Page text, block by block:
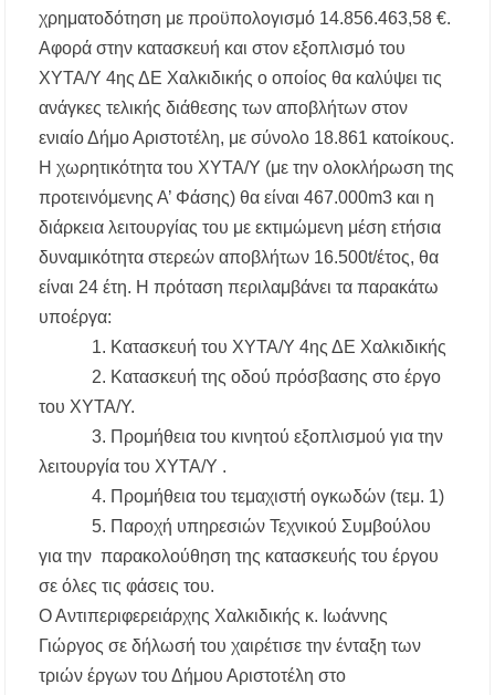
χρηματοδότηση με προϋπολογισμό 14.856.463,58 €.
Αφορά στην κατασκευή και στον εξοπλισμό του
ΧΥΤΑ/Υ 4ης ΔΕ Χαλκιδικής ο οποίος θα καλύψει τις
ανάγκες τελικής διάθεσης των αποβλήτων στον
ενιαίο Δήμο Αριστοτέλη, με σύνολο 18.861 κατοίκους.
Η χωρητικότητα του ΧΥΤΑ/Υ (με την ολοκλήρωση της
προτεινόμενης Α’ Φάσης) θα είναι 467.000m3 και η
διάρκεια λειτουργίας του με εκτιμώμενη μέση ετήσια
δυναμικότητα στερεών αποβλήτων 16.500t/έτος, θα
είναι 24 έτη. Η πρόταση περιλαμβάνει τα παρακάτω
υποέργα:
1. Κατασκευή του ΧΥΤΑ/Υ 4ης ΔΕ Χαλκιδικής
2. Κατασκευή της οδού πρόσβασης στο έργο
του ΧΥΤΑ/Υ.
3. Προμήθεια του κινητού εξοπλισμού για την
λειτουργία του ΧΥΤΑ/Υ .
4. Προμήθεια του τεμαχιστή ογκωδών (τεμ. 1)
5. Παροχή υπηρεσιών Τεχνικού Συμβούλου
για την παρακολούθηση της κατασκευής του έργου
σε όλες τις φάσεις του.
Ο Αντιπεριφερειάρχης Χαλκιδικής κ. Ιωάννης
Γιώργος σε δήλωσή του χαιρέτισε την ένταξη των
τριών έργων του Δήμου Αριστοτέλη στο